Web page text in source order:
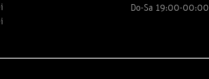
Do-Sa 19:00-00:00